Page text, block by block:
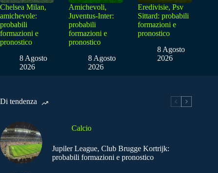
Chelsea Milan,
amichevole:
probabili
formazioni e
pronostico
8 Agosto
2026
Amichevoli,
Juventus-Inter:
probabili
formazioni e
pronostico
8 Agosto
2026
Eredivisie, Psv
Sittard: probabili
formazioni e
pronostico
8 Agosto
2026
Di tendenza
Calcio
Jupiler League, Club Brugge Kortrijk:
probabili formazioni e pronostico